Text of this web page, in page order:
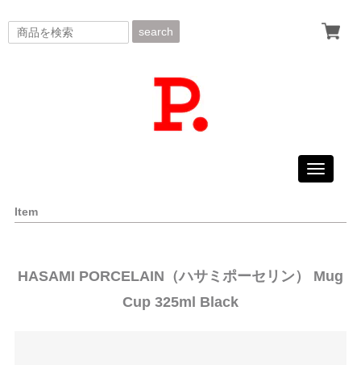
search
Toggle
Item
HASAMI PORCELAIN（ハサミポーセリン） Mug
Cup 325ml Black